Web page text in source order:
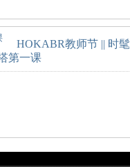
HOKABR教师节 || 时
第一课